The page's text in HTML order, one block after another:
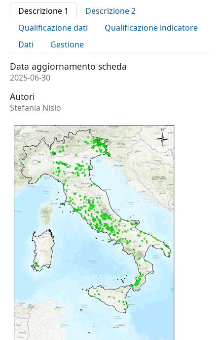
Descrizione 1
Descrizione 2
Qualificazione dati
Qualificazione indicatore
Dati
Gestione
Data aggiornamento scheda
2025-06-30
Autori
Stefania Nisio